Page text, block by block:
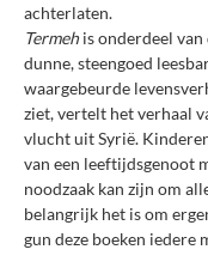
achterlaten.
Termehis onderdeel van
dunne, steengoed
waargebeurde
ziet, vertelt het verhaal
vlucht uit Syrië.
van een leeftijdsgenoot
noodzaak kan zijn om
belangrijk het is om
gun deze boeken iedere